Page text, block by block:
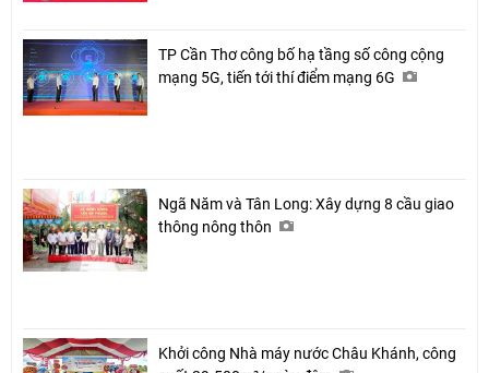
TP Cần Thơ công bố hạ tầng số công cộng
mạng 5G, tiến tới thí điểm mạng 6G
Ngã Năm và Tân Long: Xây dựng 8 cầu giao
thông nông thôn
Khởi công Nhà máy nước Châu Khánh, công